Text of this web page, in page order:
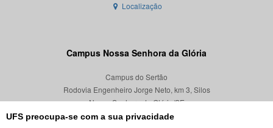
UFS preocupa-se com a sua privacidade
Localização
Campus Nossa Senhora da Glória
Campus do Sertão
Rodovia Engenheiro Jorge Neto, km 3, Silos
Nossa Senhora da Glória/SE
CEP 49680-000